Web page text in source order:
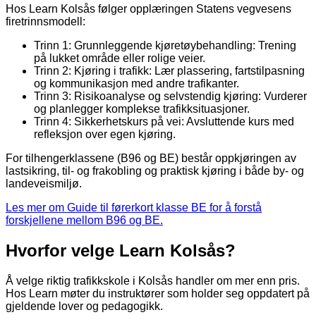
Hos Learn Kolsås følger opplæringen Statens vegvesens
firetrinnsmodell:
Trinn 1: Grunnleggende kjøretøybehandling: Trening
på lukket område eller rolige veier.
Trinn 2: Kjøring i trafikk: Lær plassering, fartstilpasning
og kommunikasjon med andre trafikanter.
Trinn 3: Risikoanalyse og selvstendig kjøring: Vurderer
og planlegger komplekse trafikksituasjoner.
Trinn 4: Sikkerhetskurs på vei: Avsluttende kurs med
refleksjon over egen kjøring.
For tilhengerklassene (B96 og BE) består oppkjøringen av
lastsikring, til- og frakobling og praktisk kjøring i både by- og
landeveismiljø.
Les mer om Guide til førerkort klasse BE for å forstå
forskjellene mellom B96 og BE.
Hvorfor velge Learn Kolsås?
Å velge riktig trafikkskole i Kolsås handler om mer enn pris.
Hos Learn møter du instruktører som holder seg oppdatert på
gjeldende lover og pedagogikk.